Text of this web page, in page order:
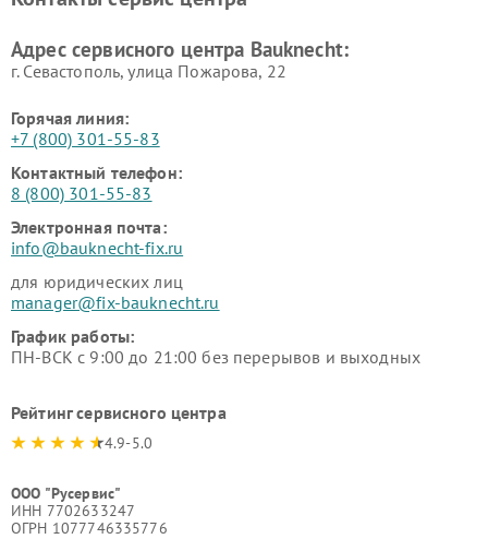
Адрес сервисного центра Bauknecht:
г. Севастополь, улица Пожарова, 22
Горячая линия:
+7 (800) 301-55-83
Контактный телефон:
8 (800) 301-55-83
Электронная почта:
info@bauknecht-fix.ru
для юридических лиц
manager@fix-bauknecht.ru
График работы:
ПН-ВСК с 9:00 до 21:00 без перерывов и выходных
Рейтинг сервисного центра
4.9-5.0
ООО "Русервис"
ИНН 7702633247
ОГРН 1077746335776